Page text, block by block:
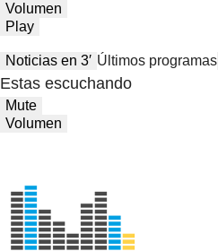
Volumen
Play
Noticias en 3′ Últimos programas
Estas escuchando
Mute
Volumen